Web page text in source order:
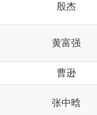
殷杰
黄富强
曹逊
张中晗